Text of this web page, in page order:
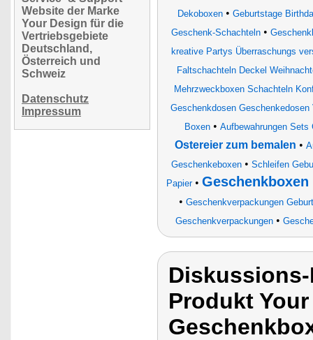
Website der Marke
Your Design für die
Vertriebsgebiete
Deutschland,
Österreich und
Schweiz
Datenschutz
Impressum
Dekoboxen • Geburtstage
Geschenk-Schachteln •
kreative Partys Überraschungs
Faltschachteln Deckel
Mehrzweckboxen Schachteln
Geschenkdosen
Boxen • Aufbewahrungen
Ostereier zum bemalen •
Geschenkeboxen • Schleifen
Papier•
• Geschenkverpackungen
Geschenkverpackungen•
Produkt